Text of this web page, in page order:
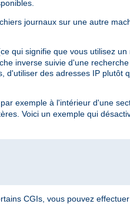
journaux sur une autre
qui signifie que vous utilisez
inverse suivie d'une
des adresses IP plutôt
exemple à l'intérieur d'une
Voici un exemple qui
CGIs, vous pouvez